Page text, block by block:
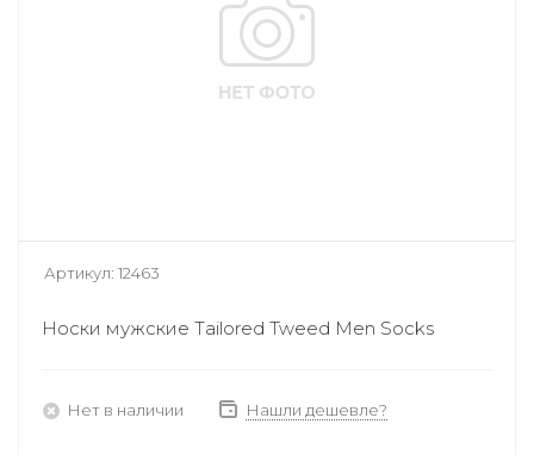
Артикул: 12463
Носки мужские Tailored Tweed Men Socks
Нет в наличии Нашли дешевле?